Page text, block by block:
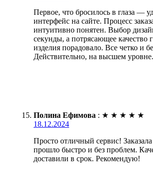
Первое, что бросилось в глаза —
интерфейс на сайте. Процесс
интуитивно понятен. Выбор
секунды, а потрясающее качество
изделия порадовало. Все четко и
Действительно, на высшем уровне.
Полина Ефимова : ★ ★ ★ ★ ★
18.12.2024
Просто отличный сервис!
прошло быстро и без проблем.
доставили в срок. Рекомендую!